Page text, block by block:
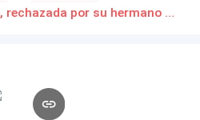
y solo necesita una
de esa empresa tecnológica
que él nunca la
Muy emotivo Vendida a mi compañero, rechazada por su hermano menor Novelas Online Descarga gratuita de PDF